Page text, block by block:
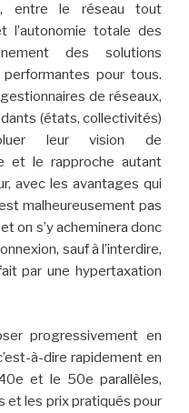
entre le réseau tout
l’autonomie totale des
des solutions
pour tous.
de réseaux,
(états, collectivités)
leur vision de
et le rapproche autant
avec les avantages qui
malheureusement pas
on s’y acheminera donc
sauf à l’interdire,
par une hypertaxation
progressivement en
à-dire rapidement en
et le 50e parallèles,
et les prix pratiqués pour